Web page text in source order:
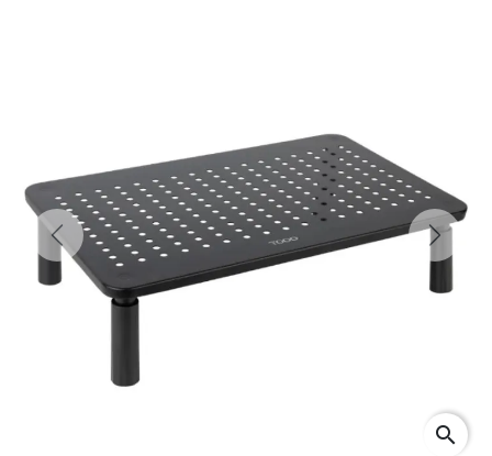
Previous Next
search